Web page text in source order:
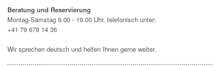
Beratung und Reservierung
Montag-Samstag 9.00 - 19.00 Uhr, telefonisch unter:
+41 79 678 14 36
Wir sprechen deutsch und helfen Ihnen gerne weiter.